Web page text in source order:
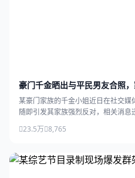
豪门千金晒出与平民男友合照
某豪门家族的千金小姐近日在社交媒
随即引发其家族强烈反对，相关消息
23.5万 8,765